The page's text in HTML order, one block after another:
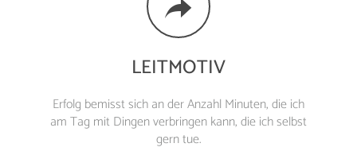
LEITMOTIV
Erfolg bemisst sich an der Anzahl Minuten, die ich
am Tag mit Dingen verbringen kann, die ich selbst
gern tue.